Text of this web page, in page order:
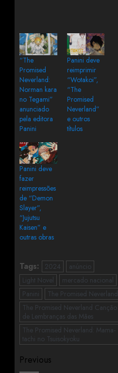
“The
Promised
Neverland:
Norman kara
no Tegami”
anunciado
pela editora
Panini
Panini deve
reimprimir
“Wotakoi”,
“The
Promised
Neverland”
e outros
títulos
Panini deve
fazer
reimpressões
de “Demon
Slayer”,
“Jujutsu
Kaisen” e
outras obras
Tags: 2024
anúncio
Light Novel
mercado nacional
Panini
The Promised Neverland
The Promised Neverland Canção
de Lembranças das Mães
The Promised Neverland: Mama-
tachi no Tsuisokyoku
Previous